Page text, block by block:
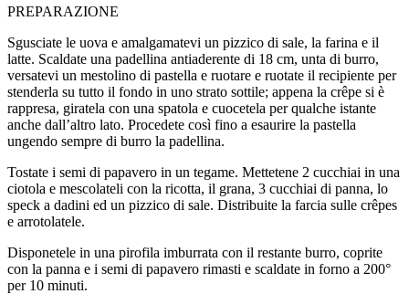
PREPARAZIONE
Sgusciate le uova e amalgamatevi un pizzico di sale, la farina e il
latte. Scaldate una padellina antiaderente di 18 cm, unta di burro,
versatevi un mestolino di pastella e ruotare e ruotate il recipiente per
stenderla su tutto il fondo in uno strato sottile; appena la crêpe si è
rappresa, giratela con una spatola e cuocetela per qualche istante
anche dall’altro lato. Procedete così fino a esaurire la pastella
ungendo sempre di burro la padellina.
Tostate i semi di papavero in un tegame. Mettetene 2 cucchiai in una
ciotola e mescolateli con la ricotta, il grana, 3 cucchiai di panna, lo
speck a dadini ed un pizzico di sale. Distribuite la farcia sulle crêpes
e arrotolatele.
Disponetele in una pirofila imburrata con il restante burro, coprite
con la panna e i semi di papavero rimasti e scaldate in forno a 200°
per 10 minuti.